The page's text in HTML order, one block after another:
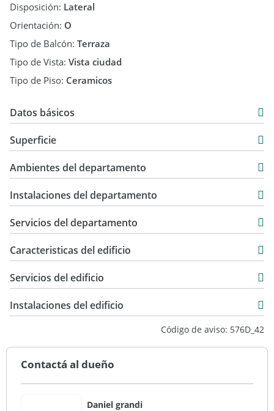
Disposición: Lateral
Orientación: O
Tipo de Balcón: Terraza
Tipo de Vista: Vista ciudad
Tipo de Piso: Ceramicos
Datos básicos
Alquiler
$ 440.000
Superficie
Ambientes del departamento
Instalaciones del departamento
Servicios del departamento
Caracteristicas del edificio
Esquina
Cemento
Servicios del edificio
Instalaciones del edificio
Código de aviso: 576D_42
Contactá al dueño
Daniel grandi